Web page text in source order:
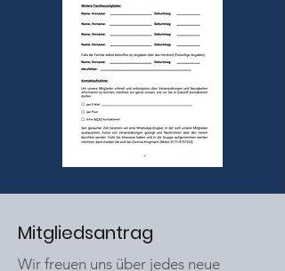
Mitgliedsantrag
Wir freuen uns über jedes neue